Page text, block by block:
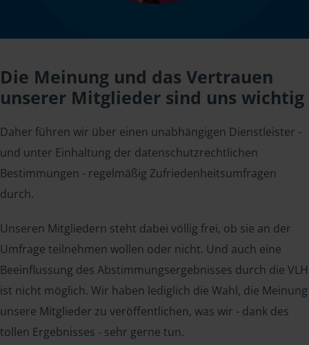
Die Meinung und das Vertrauen
unserer Mitglieder sind uns wichtig
Daher führen wir über einen unabhängigen Dienstleister -
und unter Einhaltung der datenschutzrechtlichen
Bestimmungen - regelmäßig Zufriedenheitsumfragen
durch.
Unseren Mitgliedern steht dabei völlig frei, ob sie an der
Umfrage teilnehmen wollen oder nicht. Und auch eine
Beeinflussung des Abstimmungsergebnisses durch die VLH
ist nicht möglich. Wir haben lediglich die Wahl, die Meinung
unsere Mitglieder zu veröffentlichen, was wir - dank des
tollen Ergebnisses - sehr gerne tun.